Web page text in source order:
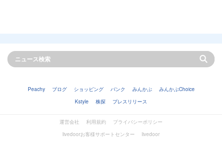
Peachy ブログ ショッピング バンク みんかぶ
みんかぶChoice
Kstyle
株探 プレスリリース
運営会社 利用規約
プライバシーポリシー
livedoorお客様サポートセンター
livedoor